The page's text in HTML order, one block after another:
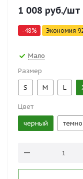
1 008 руб./шт
-48% Экономия
Мало
Размер
S
M L
Цвет
черный